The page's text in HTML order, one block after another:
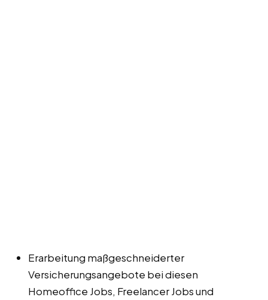
Erarbeitung maßgeschneiderter
Versicherungsangebote bei diesen
Homeoffice Jobs, Freelancer Jobs und